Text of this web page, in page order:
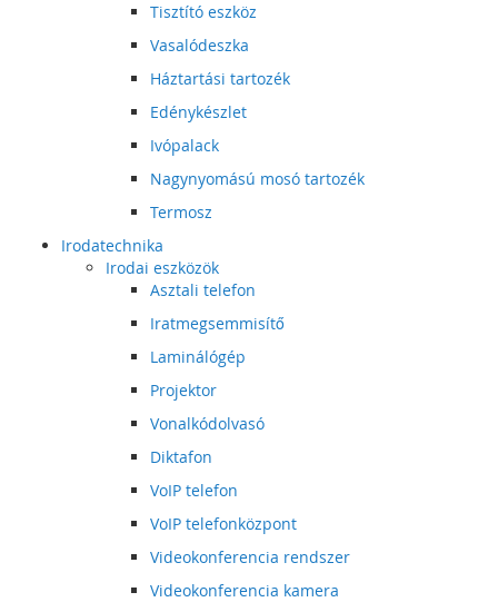
Tisztító eszköz
Vasalódeszka
Háztartási tartozék
Edénykészlet
Ivópalack
Nagynyomású mosó tartozék
Termosz
Irodatechnika
Irodai eszközök
Asztali telefon
Iratmegsemmisítő
Laminálógép
Projektor
Vonalkódolvasó
Diktafon
VoIP telefon
VoIP telefonközpont
Videokonferencia rendszer
Videokonferencia kamera